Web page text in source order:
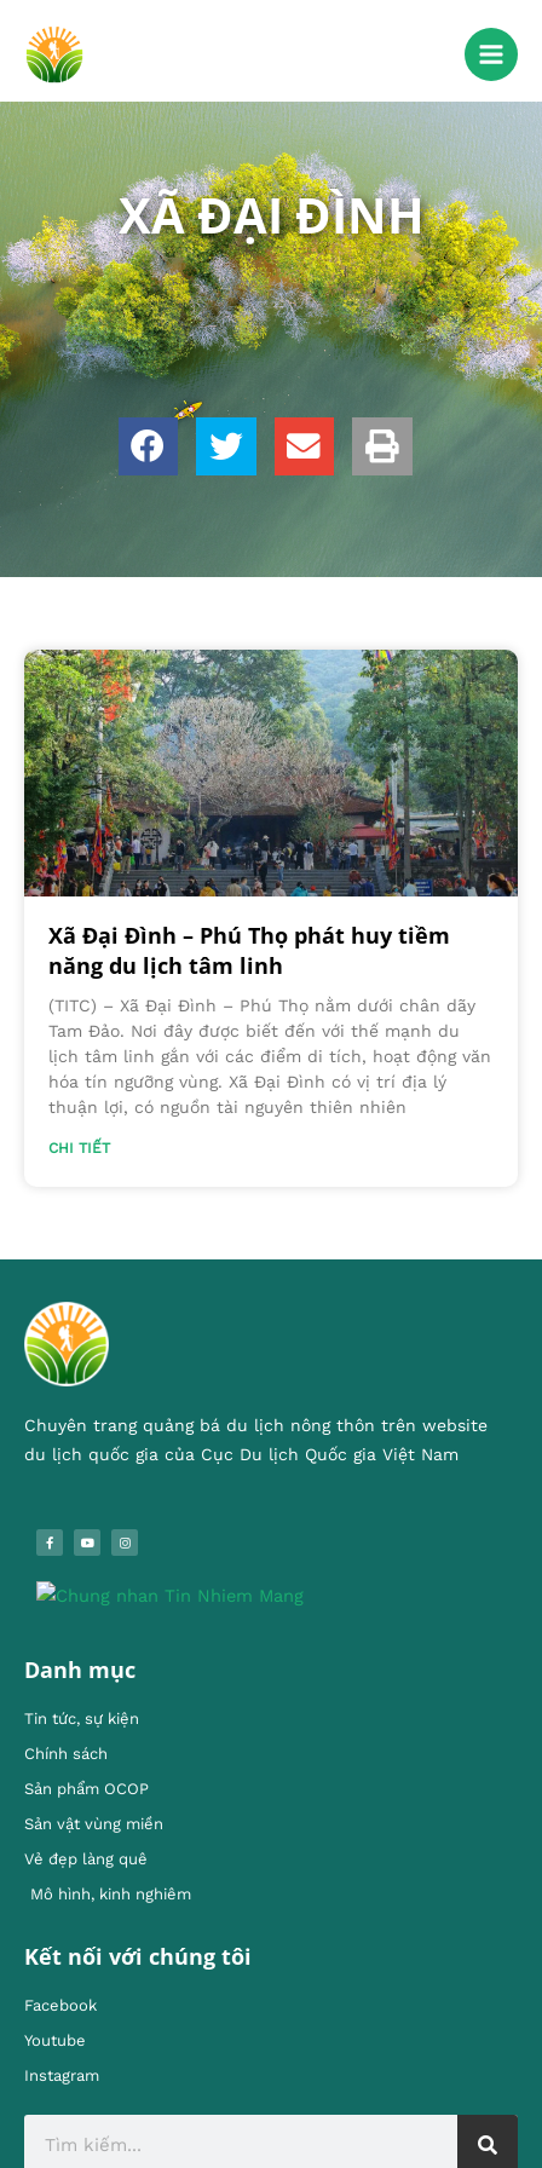
XÃ ĐẠI ĐÌNH
Xã Đại Đình – Phú Thọ phát huy tiềm
năng du lịch tâm linh
(TITC) – Xã Đại Đình – Phú Thọ nằm dưới chân dãy
Tam Đảo. Nơi đây được biết đến với thế mạnh du
lịch tâm linh gắn với các điểm di tích, hoạt động văn
hóa tín ngưỡng vùng. Xã Đại Đình có vị trí địa lý
thuận lợi, có nguồn tài nguyên thiên nhiên
CHI TIẾT
Chuyên trang quảng bá du lịch nông thôn trên website
du lịch quốc gia của Cục Du lịch Quốc gia Việt Nam
Danh mục
Tin tức, sự kiện
Chính sách
Sản phẩm OCOP
Sản vật vùng miền
Vẻ đẹp làng quê
Mô hình, kinh nghiêm
Kết nối với chúng tôi
Facebook
Youtube
Instagram